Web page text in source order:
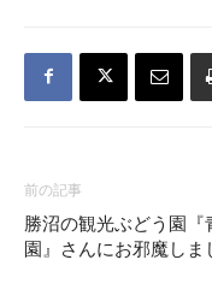
前の記事
勝沼の観光ぶどう園『
園』さんにお邪魔しま